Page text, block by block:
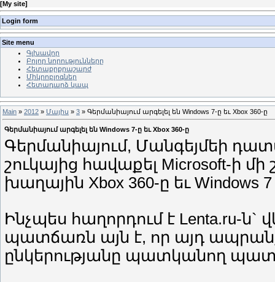
[My site]
Login form
Site menu
Գլխավոր
Բոլոր նորությունները
Հետաքրքրաշարժ
Միկրոբլոգներ
Հետադարձ կապ
Main » 2012 » Մայիս » 3 » Գերմանիայում արգելել են Windows 7-ը եւ Xbox 360-ը
Գերմանիայում արգելել են Windows 7-ը եւ Xbox 360-ը
Գերմանիայում, Մանգեյմեի
շուկայից հավաքել Microsoft-ի
խաղային Xbox 360-ը եւ
Ինչպես հաղորդում է Lenta.ru-ն`
պատճառն այն է, որ այդ
ընկերությանը պատկանող